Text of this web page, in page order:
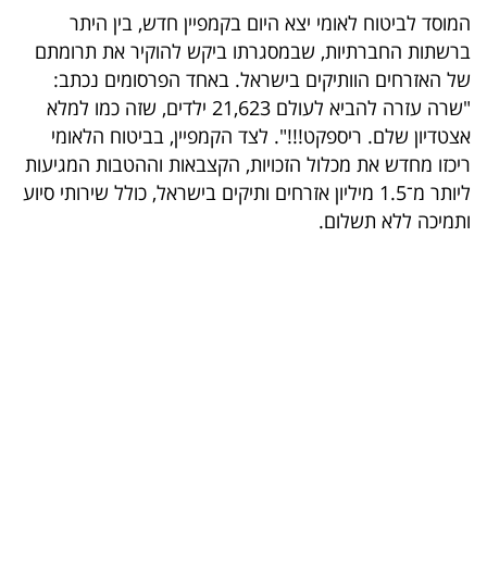
עסקי
ספורט
קריירה
ולימודים
מינויים
רייטינג
המוסד לביטוח לאומי יצא היום בקמפיין חדש, בין היתר
ברשתות החברתיות, שבמסגרתו ביקש להוקיר את תרומתם
של האזרחים הוותיקים בישראל. באחד הפרסומים נכתב:
"שרה עזרה להביא לעולם 21,623 ילדים, שזה כמו למלא
אצטדיון שלם. ריספקט!!!". לצד הקמפיין, בביטוח הלאומי
ריכזו מחדש את מכלול הזכויות, הקצבאות וההטבות המגיעות
ליותר מ־1.5 מיליון אזרחים ותיקים בישראל, כולל שירותי סיוע
ותמיכה ללא תשלום.